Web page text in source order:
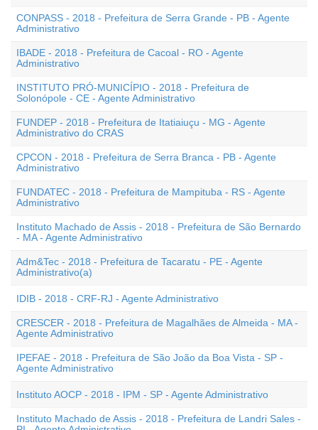
CONPASS - 2018 - Prefeitura de Serra Grande - PB - Agente
Administrativo
IBADE - 2018 - Prefeitura de Cacoal - RO - Agente
Administrativo
INSTITUTO PRÓ-MUNICÍPIO - 2018 - Prefeitura de
Solonópole - CE - Agente Administrativo
FUNDEP - 2018 - Prefeitura de Itatiaiuçu - MG - Agente
Administrativo do CRAS
CPCON - 2018 - Prefeitura de Serra Branca - PB - Agente
Administrativo
FUNDATEC - 2018 - Prefeitura de Mampituba - RS - Agente
Administrativo
Instituto Machado de Assis - 2018 - Prefeitura de São Bernardo
- MA - Agente Administrativo
Adm&Tec - 2018 - Prefeitura de Tacaratu - PE - Agente
Administrativo(a)
IDIB - 2018 - CRF-RJ - Agente Administrativo
CRESCER - 2018 - Prefeitura de Magalhães de Almeida - MA -
Agente Administrativo
IPEFAE - 2018 - Prefeitura de São João da Boa Vista - SP -
Agente Administrativo
Instituto AOCP - 2018 - IPM - SP - Agente Administrativo
Instituto Machado de Assis - 2018 - Prefeitura de Landri Sales -